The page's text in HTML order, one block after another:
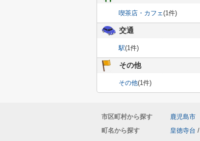
喫茶店・カフェ(1件)
交通
駅(1件)
その他
その他(1件)
市区町村から探す
鹿児島市
町名から探す
皇徳寺台 /